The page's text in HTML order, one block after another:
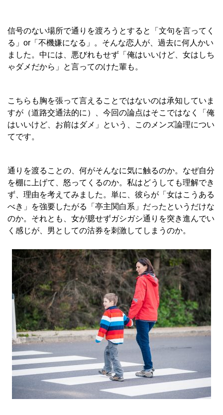
信号のない場所で通りを渡ろうとすると「文句を言ってく
る」or「不機嫌になる」。そんな恋人が、過去に何人かい
ました。中には、悪びれもせず「俺はいいけど、女はしち
ゃダメだから」と言ってのけた輩も。
こちらも胸を張って言えることではないのは承知していま
すが（道路交通法的に）、今回の論点はそこではなく「俺
はいいけど、お前はダメ」という、このメンズ論理につい
てです。
通りを渡ることの、何がそんなに気に触るのか。なぜ自分
を棚に上げて、怒ってくるのか。私はどうしても理解でき
ず、理由を考えてみました。単に、彼らが「女はこうある
べき」を強要したがる「亭主関白系」だったというだけな
のか。それとも、女が臆せずガシガシ通りを突き進んでい
く感じが、男としての沽券を刺激してしまうのか。